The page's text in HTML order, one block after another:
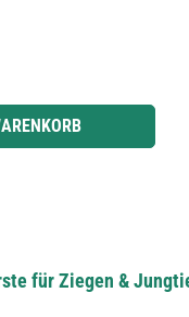
die Schaltflächen um die
für Ziegen &